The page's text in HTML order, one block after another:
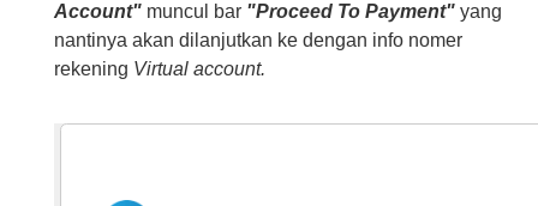
Account" muncul bar "Proceed To Payment" yang
nantinya akan dilanjutkan ke dengan info nomer
rekening Virtual account.